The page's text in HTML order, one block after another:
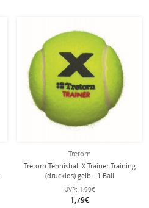
Tretorn
Tretorn Tennisball X Trainer Training
(drucklos) gelb - 1 Ball
UVP: 1,99€
1,79€